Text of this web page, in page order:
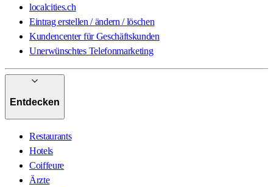
localcities.ch
Eintrag erstellen / ändern / löschen
Kundencenter für Geschäftskunden
Unerwünschtes Telefonmarketing
Entdecken
Restaurants
Hotels
Coiffeure
Ärzte